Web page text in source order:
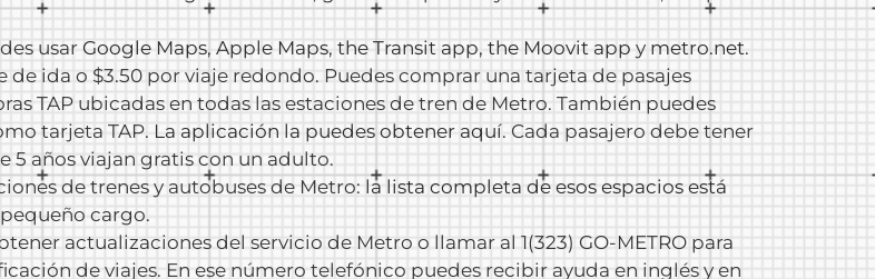
usar Google Maps, Apple Maps, the Transit app, the Moovit app y metro.net.
de ida o $3.50 por viaje redondo. Puedes comprar una tarjeta de pasajes
TAP ubicadas en todas las estaciones de tren de Metro. También puedes
tarjeta TAP. La aplicación la puedes obtener aquí. Cada pasajero debe tener
5 años viajan gratis con un adulto.
de trenes y autobuses de Metro: la lista completa de esos espacios está
cargo.
actualizaciones del servicio de Metro o llamar al 1(323) GO-METRO para
de viajes. En ese número telefónico puedes recibir ayuda en inglés y en